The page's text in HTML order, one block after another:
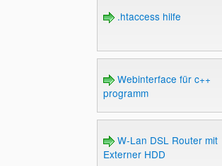
.htaccess hilfe
Webinterface für c++
programm
W-Lan DSL Router mit
Externer HDD